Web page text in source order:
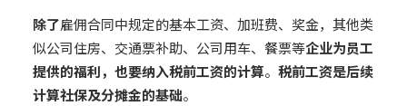
除了雇佣合同中规定的基本工资、加班费、奖金，其他类
似公司住房、交通票补助、公司用车、餐票等企业为员工
提供的福利，也要纳入税前工资的计算。 税前工资是后续
计算社保及分摊金的基础。